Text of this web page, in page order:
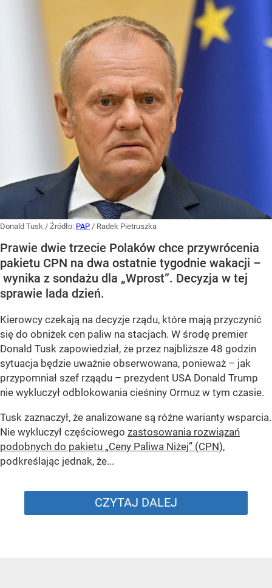
Donald Tusk / Źródło: PAP / Radek Pietruszka
Prawie dwie trzecie Polaków chce przywrócenia
pakietu CPN na dwa ostatnie tygodnie wakacji –
wynika z sondażu dla „Wprost”. Decyzja w tej
sprawie lada dzień.
Kierowcy czekają na decyzje rządu, które mają przyczynić
się do obniżek cen paliw na stacjach. W środę premier
Donald Tusk zapowiedział, że przez najbliższe 48 godzin
sytuacja będzie uważnie obserwowana, ponieważ – jak
przypomniał szef rząądu – prezydent USA Donald Trump
nie wykluczył odblokowania cieśniny Ormuz w tym czasie.
Tusk zaznaczył, że analizowane są różne warianty wsparcia.
Nie wykluczył częściowego zastosowania rozwiązań
podobnych do pakietu „Ceny Paliwa Niżej” (CPN),
podkreślając jednak, że...
CZYTAJ DALEJ